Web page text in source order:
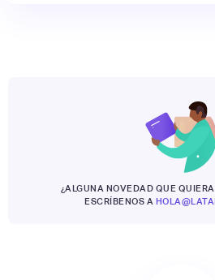
¿ALGUNA NOVEDAD QUE
ESCRÍBENOS A